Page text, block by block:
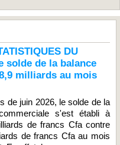
DU
solde de la balance
milliards au mois
de juin 2026, le solde de la
s'est établi à
de francs Cfa contre
de francs Cfa au mois